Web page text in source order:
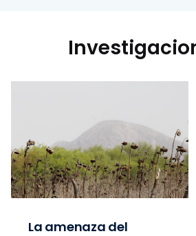
La amenaza del